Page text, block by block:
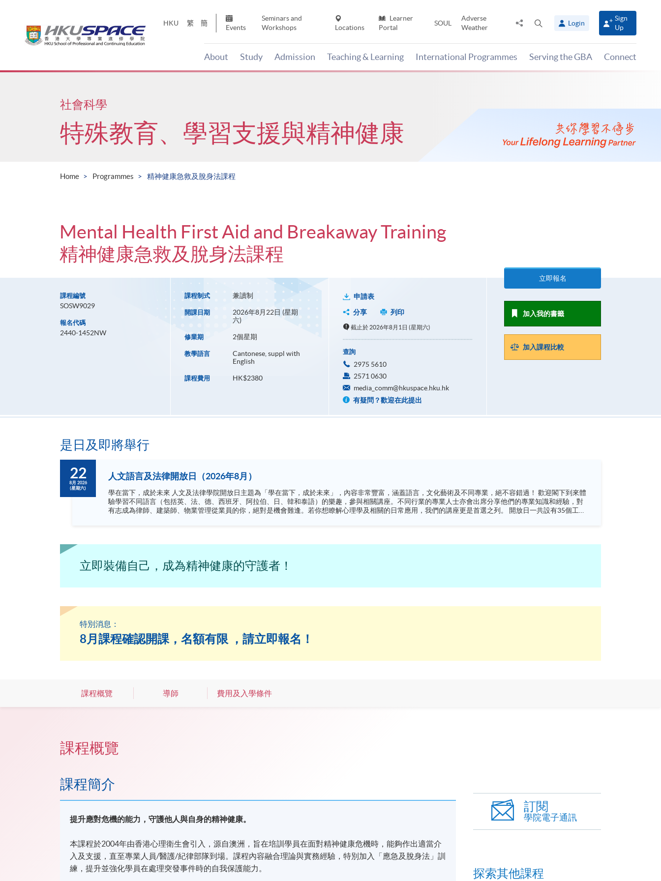
HKU 繁 簡
Events
Seminars and
Workshops
Locations
Learner
Portal
SOUL
Adverse
Weather
Share
panel
Login
Sign
Up
About Study Admission Teaching & Learning International Programmes Serving the GBA Connect
Main
社會科學
特殊教育、學習支援與精神健康
Home Programmes 精神健康急救及脫身法課程
Mental Health First Aid and Breakaway Training
精神健康急救及脫身法課程
課程編號
SOSW9029
報名代碼
2440-1452NW
課程制式 兼讀制
開課日期
2026年8月22日 (星期
六)
修業期 2個星期
教學語言
Cantonese, suppl with
English
課程費用 HK$2380
申請表
分享
列印
截止於 2026年8月1日 (星期六)
查詢
2975 5610
2571 0630
media_comm@hkuspace.hku.hk
有疑問？歡迎在此提出
立即報名
加入我的書籤
加入課程比較
是日及即將舉行
22
8月 2026
(星期六)
人文語言及法律開放日（2026年8月）
學在當下，成於未來 人文及法律學院開放日主題為「學在當下，成於未來」，內容非常豐富，涵蓋語言，文化藝術及不同專業，絕不容錯過！ 歡迎閣下到來體
驗學習不同語言（包括英、法、德、西班牙、阿拉伯、日、韓和泰語）的樂趣，參與相關講座。不同行業的專業人士亦會出席分享他們的專業知識和經驗，對
有志成為律師、建築師、物業管理從業員的你，絕對是機會難逢。若你想瞭解心理學及相關的日常應用，我們的講座更是首選之列。 開放日一共設有35個工作
立即裝備自己，成為精神健康的守護者！
特別消息：
8月課程確認開課，名額有限 ，請立即報名！
課程概覽 導師 費用及入學條件
課程概覽
課程簡介
提升應對危機的能力，守護他人與自身的精神健康。
本課程於2004年由香港心理衛生會引入，源自澳洲，旨在培訓學員在面對精神健康危機時，能夠作出適當介
入及支援，直至專業人員/醫護/紀律部隊到場。課程內容融合理論與實務經驗，特別加入「應急及脫身法」訓
練，提升並強化學員在處理突發事件時的自我保護能力。
訂閱
學院電子通訊
探索其他課程